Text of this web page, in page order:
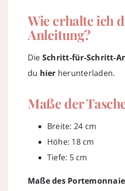
Wie erhalte ich
Anleitung?
Die Schritt-für-Schritt-
du hier herunterladen.
Maße der
Breite: 24 cm
Höhe: 18 cm
Tiefe: 5 cm
Maße des